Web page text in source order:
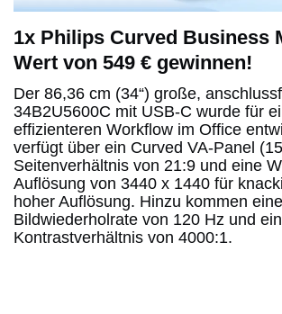
1x Philips Curved Business
Wert von 549 € gewinnen!
Der 86,36 cm (34“) große,
34B2U5600C mit USB-C wurde für
effizienteren Workflow im Office
verfügt über ein Curved VA-Panel
Seitenverhältnis von 21:9 und eine
Auflösung von 3440 x 1440 für
hoher Auflösung. Hinzu kommen eine
Bildwiederholrate von 120 Hz und
Kontrastverhältnis von 4000:1.